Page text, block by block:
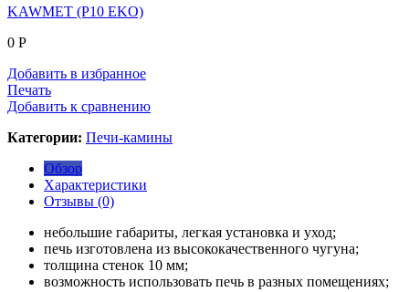
KAWMET (P10 EKO)
0 Р
Добавить в избранное
Печать
Добавить к сравнению
Категории: Печи-камины
Обзор
Характеристики
Отзывы (0)
небольшие габариты, легкая установка и уход;
печь изготовлена из высококачественного чугуна;
толщина стенок 10 мм;
возможность использовать печь в разных помещениях;